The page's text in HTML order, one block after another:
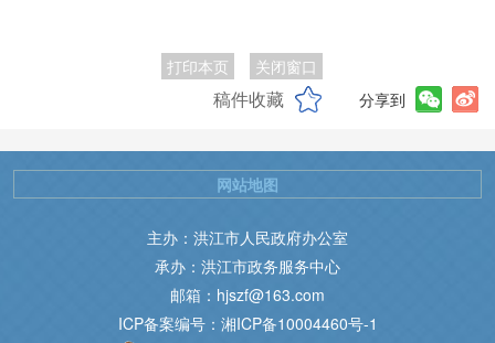
打印本页 关闭窗口
稿件收藏 分享到
主办：洪江市人民政府办公室
承办：洪江市政务服务中心
邮箱：hjszf@163.com
ICP备案编号：湘ICP备10004460号-1
网站地图